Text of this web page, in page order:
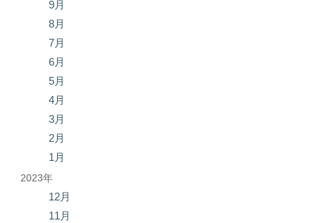
9月
8月
7月
6月
5月
4月
3月
2月
1月
2023年
12月
11月